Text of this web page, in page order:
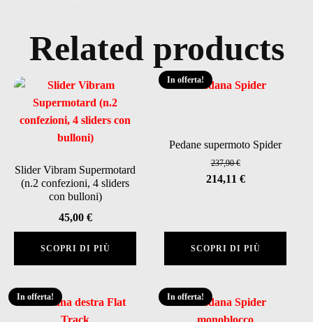
Related products
Slider Vibram Supermotard
(n.2 confezioni, 4 sliders
con bulloni)
45,00 €
SCOPRI DI PIÙ
In offerta!
Pedane supermoto Spider
237,90€
Il
era:
237,90 €.
214,11 €Il
è:
214,11 €.
SCOPRI DI PIÙ
In offerta! In offerta!